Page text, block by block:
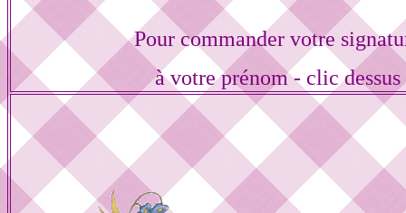
Pour commander votre
à votre prénom - clic dessus